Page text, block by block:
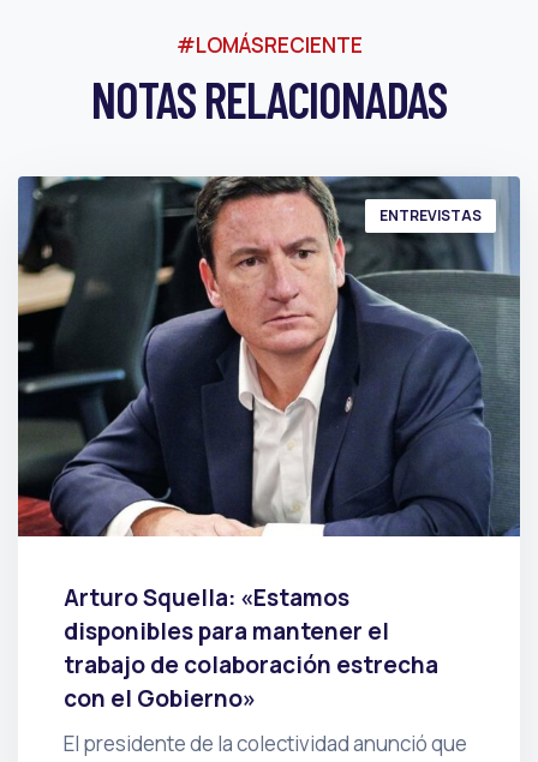
#LOMÁSRECIENTE
NOTAS RELACIONADAS
ENTREVISTAS
Arturo Squella: «Estamos
disponibles para mantener el
trabajo de colaboración estrecha
con el Gobierno»
El presidente de la colectividad anunció que